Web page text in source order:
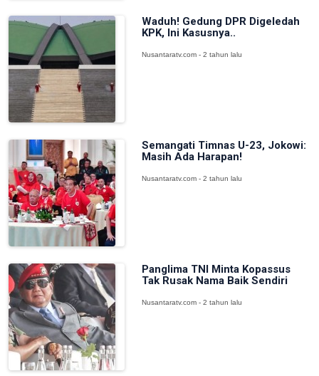
Waduh! Gedung DPR Digeledah
KPK, Ini Kasusnya..
Nusantaratv.com - 2 tahun lalu
Semangati Timnas U-23, Jokowi:
Masih Ada Harapan!
Nusantaratv.com - 2 tahun lalu
Panglima TNI Minta Kopassus
Tak Rusak Nama Baik Sendiri
Nusantaratv.com - 2 tahun lalu